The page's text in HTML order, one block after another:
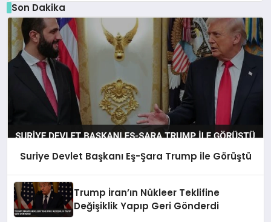
Son Dakika
Suriye Devlet Başkanı Eş-Şara Trump ile Görüştü
Trump İran’ın Nükleer Teklifine
Değişiklik Yapıp Geri Gönderdi